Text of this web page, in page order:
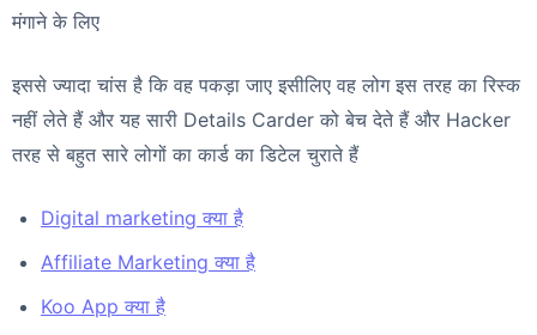
मंगाने के लिए
इससे ज्यादा चांस है कि वह पकड़ा जाए इसीलिए वह लोग इस तरह का रिस्क
नहीं लेते हैं और यह सारी Details Carder को बेच देते हैं और Hacker
तरह से बहुत सारे लोगों का कार्ड का डिटेल चुराते हैं
Digital marketing क्या है
Affiliate Marketing क्या है
Koo App क्या है